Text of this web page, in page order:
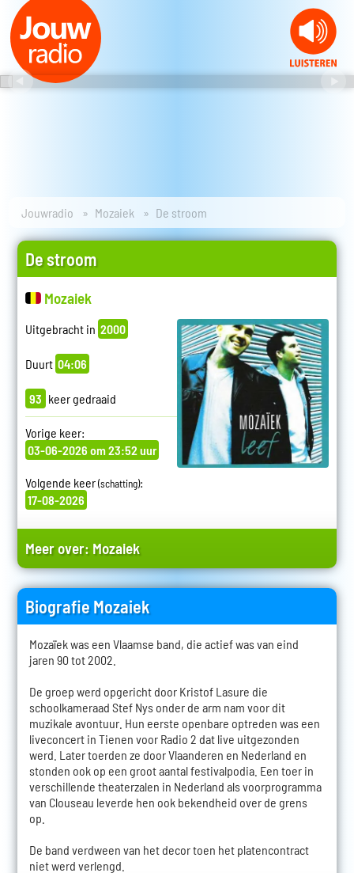
Jouwradio Mozaiek De stroom
De stroom
Mozaiek
Uitgebracht in 2000
Duurt 04:06
93 keer gedraaid
Vorige keer:
03-06-2026 om 23:52 uur
Volgende keer(schatting):
17-08-2026
Meer over: Mozaiek
Biografie Mozaiek
Mozaïek was een Vlaamse band, die actief was van eind
jaren 90 tot 2002.
De groep werd opgericht door Kristof Lasure die
schoolkameraad Stef Nys onder de arm nam voor dit
muzikale avontuur. Hun eerste openbare optreden was een
liveconcert in Tienen voor Radio 2 dat live uitgezonden
werd. Later toerden ze door Vlaanderen en Nederland en
stonden ook op een groot aantal festivalpodia. Een toer in
verschillende theaterzalen in Nederland als voorprogramma
van Clouseau leverde hen ook bekendheid over de grens
op.
De band verdween van het decor toen het platencontract
niet werd verlengd.